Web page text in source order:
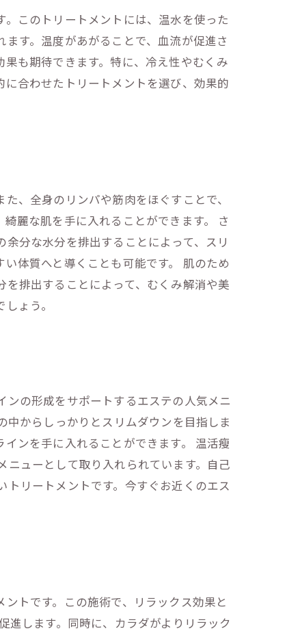
このトリートメントには、温水を使った
す。温度があがることで、血流が促進さ
も期待できます。特に、冷え性やむくみ
合わせたトリートメントを選び、効果的
、全身のリンパや筋肉をほぐすことで、
麗な肌を手に入れることができます。 さ
分な水分を排出することによって、スリ
体質へと導くことも可能です。 肌のため
排出することによって、むくみ解消や美
ょう。
の形成をサポートするエステの人気メニ
中からしっかりとスリムダウンを目指しま
ンを手に入れることができます。 温活瘦
ューとして取り入れられています。自己
リートメントです。今すぐお近くのエス
トです。この施術で、リラックス効果と
進します。同時に、カラダがよりリラック